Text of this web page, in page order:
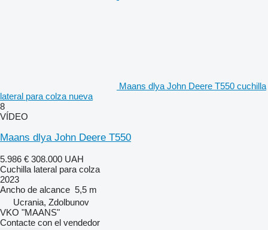
Maans dlya John Deere T550 cuchilla
lateral para colza nueva
8
VÍDEO
Maans dlya John Deere T550
5.986 € 308.000 UAH
Cuchilla lateral para colza
2023
Ancho de alcance 5,5 m
Ucrania, Zdolbunov
VKO "MAANS"
Contacte con el vendedor